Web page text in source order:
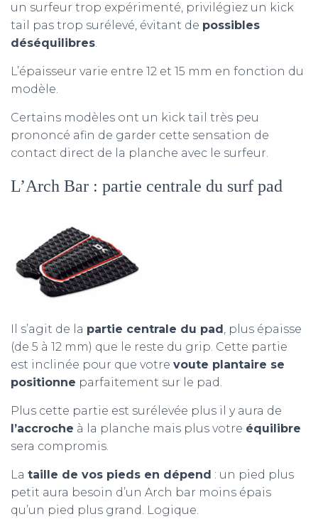
un surfeur trop expérimenté, privilégiez un kick
tail pas trop surélevé, évitant de possibles
déséquilibres.
L’épaisseur varie entre 12 et 15 mm en fonction du
modèle.
Certains modèles ont un kick tail très peu
prononcé afin de garder cette sensation de
contact direct de la planche avec le surfeur.
L’Arch Bar : partie centrale du surf pad
Il s’agit de la partie centrale du pad , plus épaisse
(de 5 à 12 mm) que le reste du grip. Cette partie
est inclinée pour que votre voute plantaire se
positionne parfaitement sur le pad.
Plus cette partie est surélevée plus il y aura de
l’accroche à la planche mais plus votre équilibre
sera compromis.
La taille de vos pieds en dépend : un pied plus
petit aura besoin d’un Arch bar moins épais
qu’un pied plus grand. Logique.